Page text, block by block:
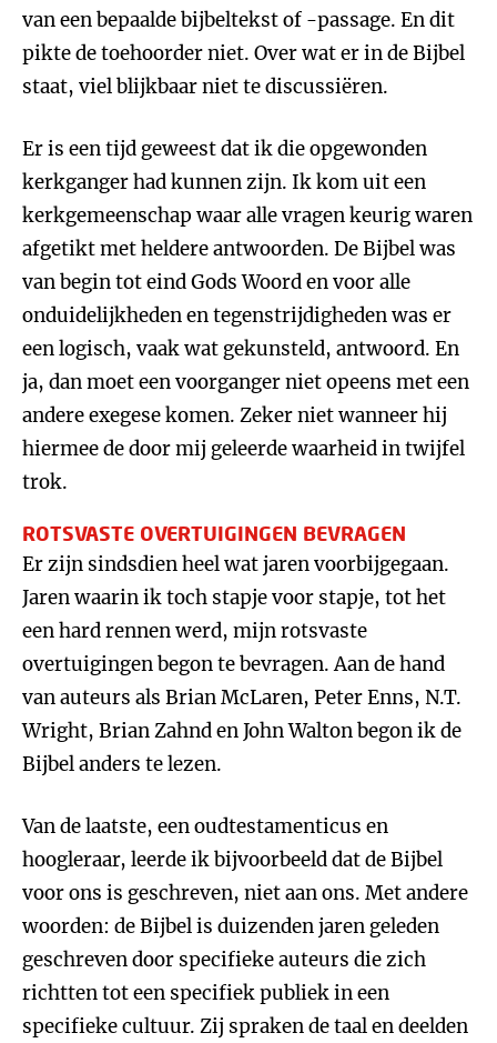
van een bepaalde bijbeltekst of -passage. En dit
pikte de toehoorder niet. Over wat er in de Bijbel
staat, viel blijkbaar niet te discussiëren.
Er is een tijd geweest dat ik die opgewonden
kerkganger had kunnen zijn. Ik kom uit een
kerkgemeenschap waar alle vragen keurig waren
afgetikt met heldere antwoorden. De Bijbel was
van begin tot eind Gods Woord en voor alle
onduidelijkheden en tegenstrijdigheden was er
een logisch, vaak wat gekunsteld, antwoord. En
ja, dan moet een voorganger niet opeens met een
andere exegese komen. Zeker niet wanneer hij
hiermee de door mij geleerde waarheid in twijfel
trok.
ROTSVASTE OVERTUIGINGEN BEVRAGEN
Er zijn sindsdien heel wat jaren voorbijgegaan.
Jaren waarin ik toch stapje voor stapje, tot het
een hard rennen werd, mijn rotsvaste
overtuigingen begon te bevragen. Aan de hand
van auteurs als Brian McLaren, Peter Enns, N.T.
Wright, Brian Zahnd en John Walton begon ik de
Bijbel anders te lezen.
Van de laatste, een oudtestamenticus en
hoogleraar, leerde ik bijvoorbeeld dat de Bijbel
voor ons is geschreven, niet aan ons. Met andere
woorden: de Bijbel is duizenden jaren geleden
geschreven door specifieke auteurs die zich
richtten tot een specifiek publiek in een
specifieke cultuur. Zij spraken de taal en deelden